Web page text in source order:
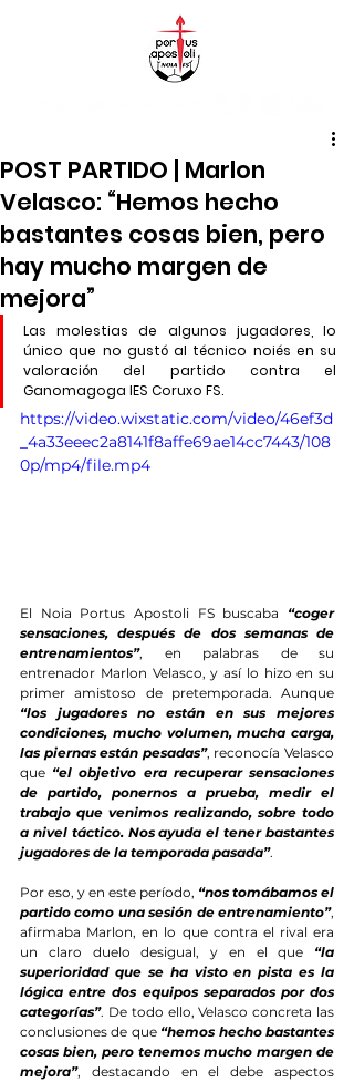
POST PARTIDO | Marlon
Velasco: “Hemos hecho
bastantes cosas bien, pero
hay mucho margen de
mejora”
Las molestias de algunos jugadores, lo
único que no gustó al técnico noiés en su
valoración del partido contra el
Ganomagoga IES Coruxo FS.
https://video.wixstatic.com/video/46ef3d
_4a33eeec2a8141f8affe69ae14cc7443/108
0p/mp4/file.mp4
El Noia Portus Apostoli FS buscaba “coger
sensaciones, después de dos semanas de
entrenamientos”, en palabras de su
entrenador Marlon Velasco, y así lo hizo en su
“los jugadores no están en sus mejores
condiciones, mucho volumen, mucha carga,
las piernas están pesadas”, reconocía Velasco
que “el objetivo era recuperar sensaciones
de partido, ponernos a prueba, medir el
trabajo que venimos realizando, sobre todo
a nivel táctico. Nos ayuda el tener bastantes
jugadores de la temporada pasada”.
Por eso, y en este período, “nos tomábamos el
partido como una sesión de entrenamiento”,
afirmaba Marlon, en lo que contra el rival era
un claro duelo desigual, y en el que “la
superioridad que se ha visto en pista es la
lógica entre dos equipos separados por dos
categorías”. De todo ello, Velasco concreta las
conclusiones de que “hemos hecho bastantes
cosas bien, pero tenemos mucho margen de
mejora”, destacando en el debe aspectos